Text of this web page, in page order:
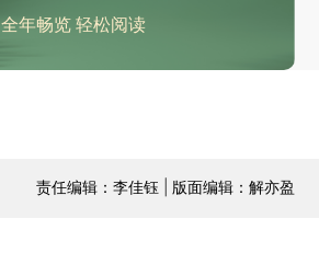
全年畅览 轻松阅读
责任编辑：李佳钰 | 版面编辑：解亦盈